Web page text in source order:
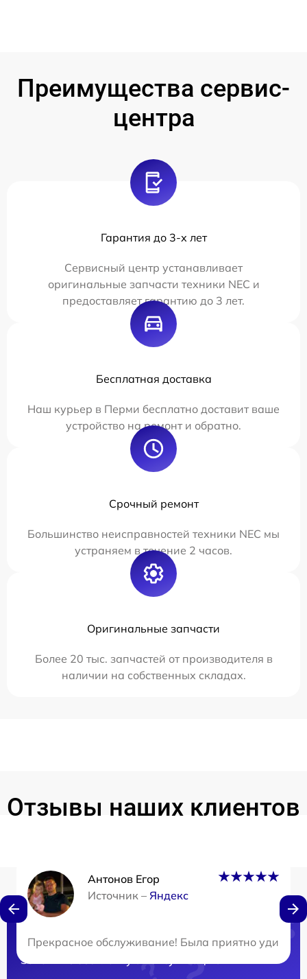
Преимущества сервис-
центра
Гарантия до 3-х лет
Сервисный центр устанавливает
оригинальные запчасти техники NEC и
предоставляет гарантию до 3 лет.
Бесплатная доставка
Наш курьер в Перми бесплатно доставит ваше
устройство на ремонт и обратно.
Срочный ремонт
Большинство неисправностей техники NEC мы
устраняем в течение 2 часов.
Оригинальные запчасти
Более 20 тыс. запчастей от производителя в
наличии на собственных складах.
Отзывы наших клиентов
Антонов Егор
Источник – Яндекс
Прекрасное обслуживание! Была приятно
Нужна консультация?
Закажите бесплатную консультацию